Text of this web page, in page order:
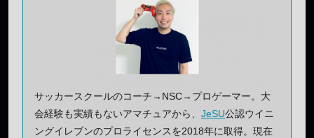
サッカースクールのコーチ→NSC→プロゲーマー。大
会経験も実績もないアマチュアから、 JeSU公認ウイニ
ングイレブンのプロライセンスを2018年に取得。現在